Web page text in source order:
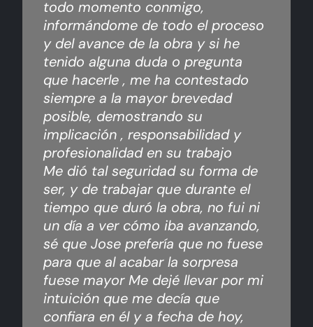
todo momento conmigo,
informándome de todo el proceso
y del avance de la obra y si he
tenido alguna duda o pregunta
que hacerle , me ha contestado
siempre a la mayor brevedad
posible, demostrando su
implicación , responsabilidad y
profesionalidad en su trabajo
Me dió tal seguridad su forma de
ser, y de trabajar que durante el
tiempo que duró la obra, no fui ni
un día a ver cómo iba avanzando,
sé que Jose prefería que no fuese
para que al acabar la sorpresa
fuese mayor Me dejé llevar por mi
intuición que me decía que
confiara en él y a fecha de hoy,